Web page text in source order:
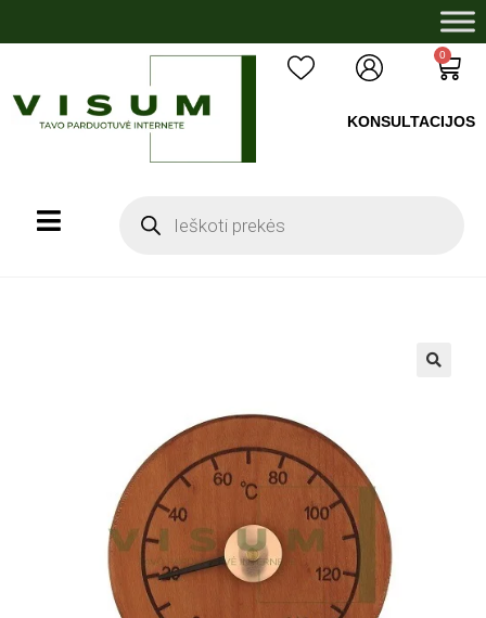
0
KONSULTACIJOS